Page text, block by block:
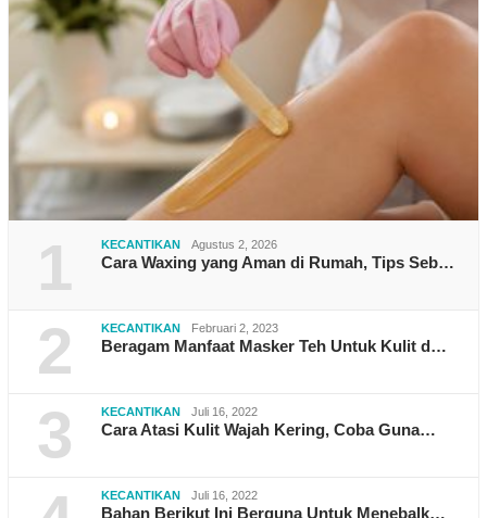
1 KECANTIKAN Agustus 2, 2026
Cara Waxing yang Aman di Rumah, Tips Seb…
2 KECANTIKAN Februari 2, 2023
Beragam Manfaat Masker Teh Untuk Kulit d…
3 KECANTIKAN Juli 16, 2022
Cara Atasi Kulit Wajah Kering, Coba Guna…
KECANTIKAN Juli 16, 2022
Bahan Berikut Ini Berguna Untuk Menebalk…